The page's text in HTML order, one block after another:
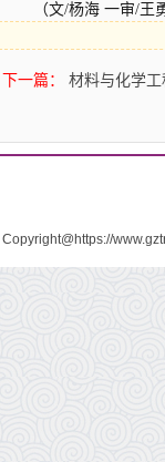
（文/杨海 一审/
下一篇： 材料与化学
Copyright@https://